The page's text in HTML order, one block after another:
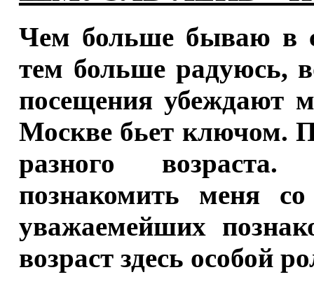
Чем больше бываю в
тем больше радуюсь,
посещения убеждают
Москве бьет ключом.
разного
познакомить меня
уважаемейших
возраст здесь особой